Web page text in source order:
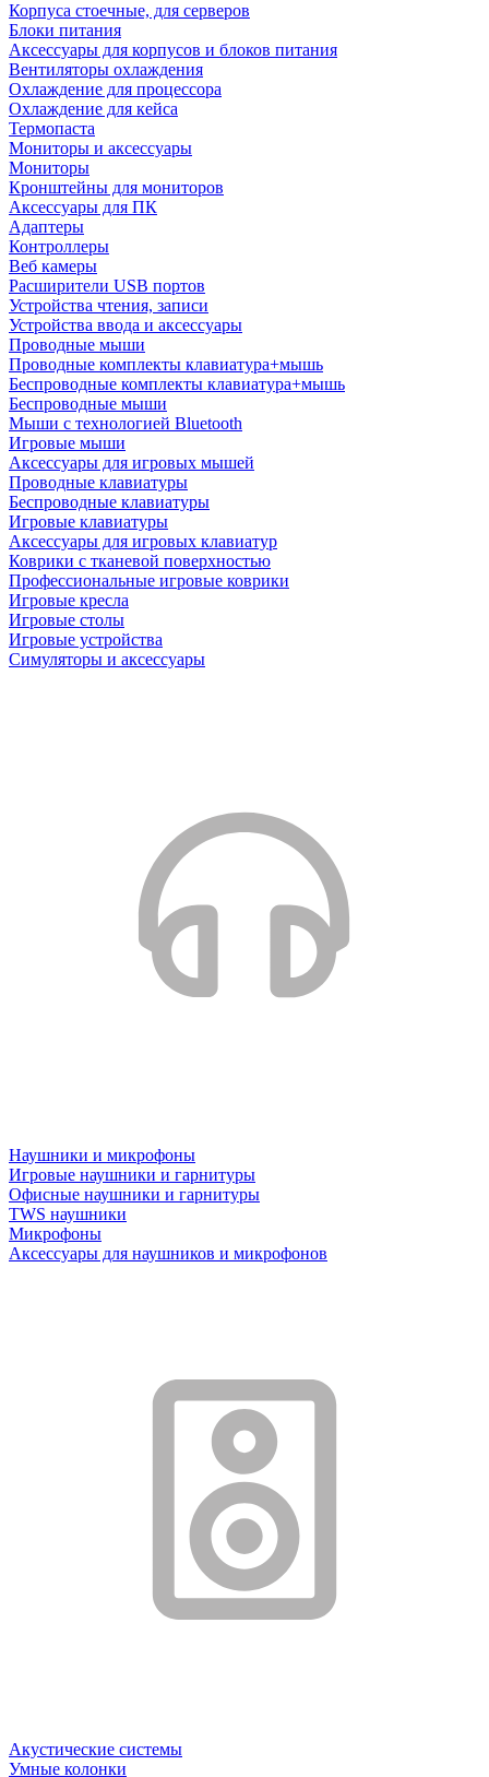
Корпуса стоечные, для серверов
Блоки питания
Аксессуары для корпусов и блоков питания
Вентиляторы охлаждения
Охлаждение для процессора
Охлаждение для кейса
Термопаста
Мониторы и аксессуары
Мониторы
Кронштейны для мониторов
Аксессуары для ПК
Адаптеры
Контроллеры
Веб камеры
Расширители USB портов
Устройства чтения, записи
Устройства ввода и аксессуары
Проводные мыши
Проводные комплекты клавиатура+мышь
Беспроводные комплекты клавиатура+мышь
Беспроводные мыши
Мыши с технологией Bluetooth
Игровые мыши
Аксессуары для игровых мышей
Проводные клавиатуры
Беспроводные клавиатуры
Игровые клавиатуры
Аксессуары для игровых клавиатур
Коврики с тканевой поверхностью
Профессиональные игровые коврики
Игровые кресла
Игровые столы
Игровые устройства
Симуляторы и аксессуары
Наушники и микрофоны
Игровые наушники и гарнитуры
Офисные наушники и гарнитуры
TWS наушники
Микрофоны
Аксессуары для наушников и микрофонов
Акустические системы
Умные колонки